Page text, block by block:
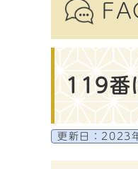
119番
更新日： 2023